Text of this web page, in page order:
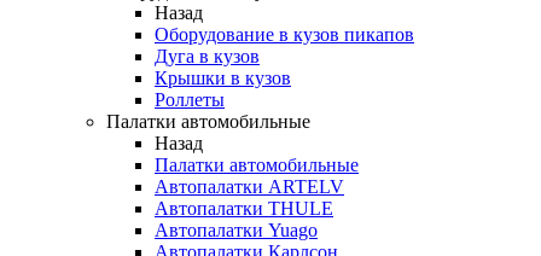
Назад
Оборудование в кузов пикапов
Дуга в кузов
Крышки в кузов
Роллеты
Палатки автомобильные
Назад
Палатки автомобильные
Автопалатки ARTELV
Автопалатки THULE
Автопалатки Yuago
Автопалатки Карлсон